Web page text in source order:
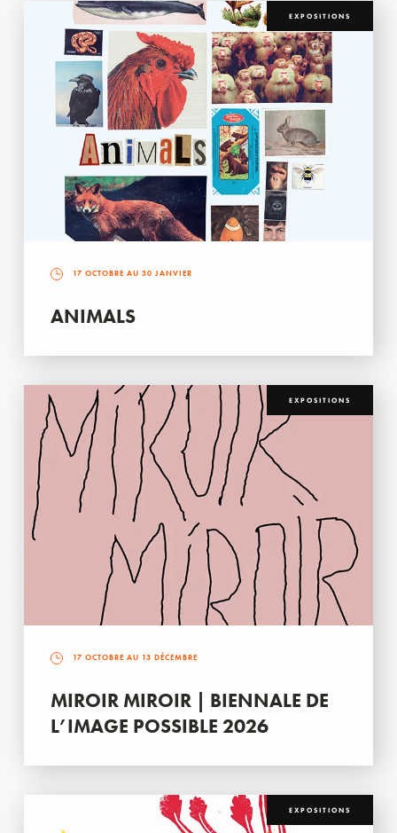
EXPOSITIONS
17 OCTOBRE AU 30 JANVIER
ANIMALS
EXPOSITIONS
17 OCTOBRE AU 13 DÉCEMBRE
MIROIR MIROIR | BIENNALE DE
L’IMAGE POSSIBLE 2026
EXPOSITIONS